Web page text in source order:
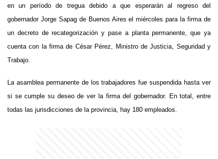
en un período de tregua debido a que esperarán al regreso del
gobernador Jorge Sapag de Buenos Aires el miércoles para la firma de
un decreto de recategorización y pase a planta permanente, que ya
cuenta con la firma de César Pérez, Ministro de Justicia, Seguridad y
Trabajo.
La asamblea permanente de los trabajadores fue suspendida hasta ver
si se cumple su deseo de ver la firma del gobernador. En total, entre
todas las jurisdicciones de la provincia, hay 180 empleados.